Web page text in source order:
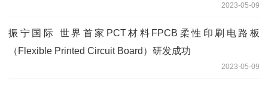
2023-05-09
振宁国际 世界首家PCT材料FPCB柔性印刷电路板
（Flexible Printed Circuit Board）研发成功
2023-05-09